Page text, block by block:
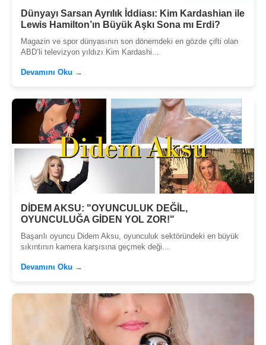
Dünyayı Sarsan Ayrılık İddiası: Kim Kardashian ile
Lewis Hamilton’ın Büyük Aşkı Sona mı Erdi?
Magazin ve spor dünyasının son dönemdeki en gözde çifti olan
ABD’li televizyon yıldızı Kim Kardashi...
Devamını Oku →
DİDEM AKSU: "OYUNCULUK DEĞİL,
OYUNCULUĞA GİDEN YOL ZOR!"
Başarılı oyuncu Didem Aksu, oyunculuk sektöründeki en büyük
sıkıntının kamera karşısına geçmek deği...
Devamını Oku →